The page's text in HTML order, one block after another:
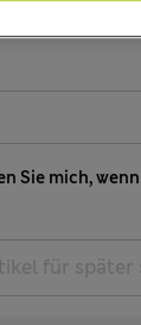
Sie mich,
für später